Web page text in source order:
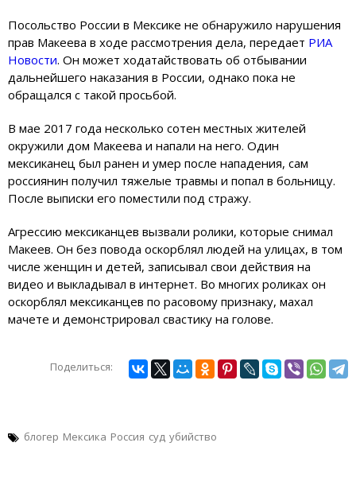
Посольство России в Мексике не обнаружило нарушения
прав Макеева в ходе рассмотрения дела, передает РИА
Новости. Он может ходатайствовать об отбывании
дальнейшего наказания в России, однако пока не
обращался с такой просьбой.
В мае 2017 года несколько сотен местных жителей
окружили дом Макеева и напали на него. Один
мексиканец был ранен и умер после нападения, сам
россиянин получил тяжелые травмы и попал в больницу.
После выписки его поместили под стражу.
Агрессию мексиканцев вызвали ролики, которые снимал
Макеев. Он без повода оскорблял людей на улицах, в том
числе женщин и детей, записывал свои действия на
видео и выкладывал в интернет. Во многих роликах он
оскорблял мексиканцев по расовому признаку, махал
мачете и демонстрировал свастику на голове.
Поделиться:
блогер Мексика Россия суд убийство